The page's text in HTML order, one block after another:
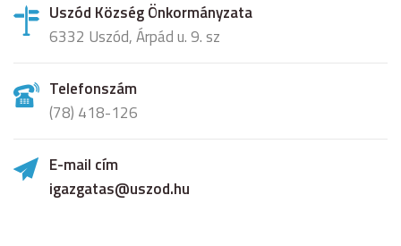
Uszód Község Önkormányzata
6332 Uszód, Árpád u. 9. sz
Telefonszám
(78) 418-126
E-mail cím
igazgatas@uszod.hu